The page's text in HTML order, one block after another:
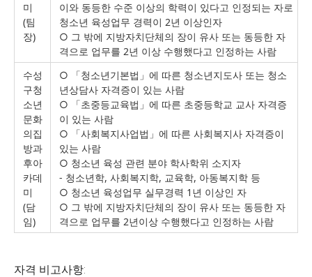
미
(팀
장)
이와 동등한 수준 이상의 학력이 있다고 인정되는 자로
청소년 육성업무 경력이 2년 이상인자
○ 그 밖에 지방자치단체의 장이 유사 또는 동등한 자
격으로 업무를 2년 이상 수행했다고 인정하는 사람
수성
구청
소년
문화
의집
방과
후아
카데
미
(담
임)
○ 「청소년기본법」에 따른 청소년지도사 또는 청소
년상담사 자격증이 있는 사람
○ 「초중등교육법」에 따른 초중등학교 교사 자격증
이 있는 사람
○ 「사회복지사업법」에 따른 사회복지사 자격증이
있는 사람
○ 청소년 육성 관련 분야 학사학위 소지자
- 청소년학, 사회복지학, 교육학, 아동복지학 등
○ 청소년 육성업무 실무경력 1년 이상인 자
○ 그 밖에 지방자치단체의 장이 유사 또는 동등한 자
격으로 업무를 2년이상 수행했다고 인정하는 사람
자격 비고사항: